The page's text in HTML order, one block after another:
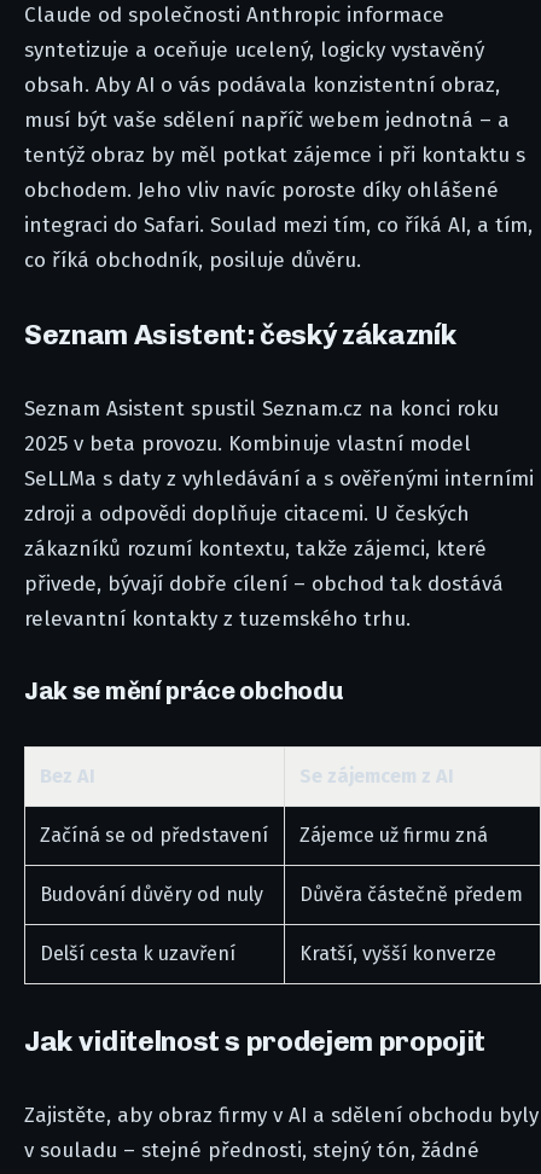
Claude od společnosti Anthropic informace
syntetizuje a oceňuje ucelený, logicky vystavěný
obsah. Aby AI o vás podávala konzistentní obraz,
musí být vaše sdělení napříč webem jednotná – a
tentýž obraz by měl potkat zájemce i při kontaktu s
obchodem. Jeho vliv navíc poroste díky ohlášené
integraci do Safari. Soulad mezi tím, co říká AI, a tím,
co říká obchodník, posiluje důvěru.
Seznam Asistent: český zákazník
Seznam Asistent spustil Seznam.cz na konci roku
2025 v beta provozu. Kombinuje vlastní model
SeLLMa s daty z vyhledávání a s ověřenými interními
zdroji a odpovědi doplňuje citacemi. U českých
zákazníků rozumí kontextu, takže zájemci, které
přivede, bývají dobře cílení – obchod tak dostává
relevantní kontakty z tuzemského trhu.
Jak se mění práce obchodu
Bez AI Se zájemcem z AI
Začíná se od představení Zájemce už firmu zná
Budování důvěry od nuly Důvěra částečně předem
Delší cesta k uzavření Kratší, vyšší konverze
Jak viditelnost s prodejem propojit
Zajistěte, aby obraz firmy v AI a sdělení obchodu byly
v souladu – stejné přednosti, stejný tón, žádné